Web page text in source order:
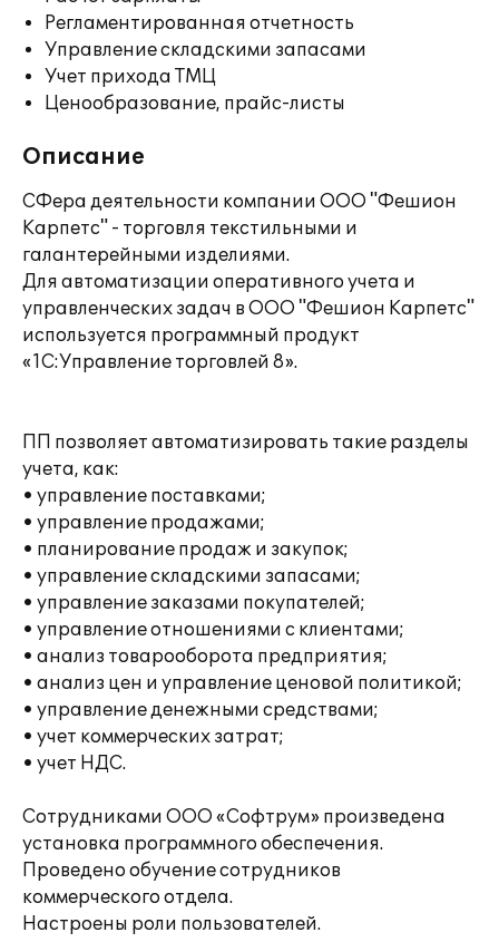
Регламентированная отчетность
Управление складскими запасами
Учет прихода ТМЦ
Ценообразование, прайс-листы
Описание
СФера деятельности компании ООО "Фешион
Карпетс" - торговля текстильными и
галантерейными изделиями.
Для автоматизации оперативного учета и
управленческих задач в ООО "Фешион Карпетс"
используется программный продукт
«1С:Управление торговлей 8».
ПП позволяет автоматизировать такие разделы
учета, как:
• управление поставками;
• управление продажами;
• планирование продаж и закупок;
• управление складскими запасами;
• управление заказами покупателей;
• управление отношениями с клиентами;
• анализ товарооборота предприятия;
• анализ цен и управление ценовой политикой;
• управление денежными средствами;
• учет коммерческих затрат;
• учет НДС.
Сотрудниками ООО «Софтрум» произведена
установка программного обеспечения.
Проведено обучение сотрудников
коммерческого отдела.
Настроены роли пользователей.